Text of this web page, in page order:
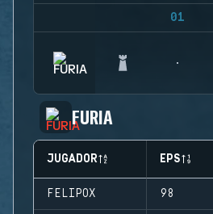
01
FURIA
JUGADOR EPS
FELIPOX 98